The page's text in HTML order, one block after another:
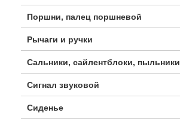
Поршни, палец поршневой
Рычаги и ручки
Сальники, сайлентблоки, пыльники
Сигнал звуковой
Сиденье